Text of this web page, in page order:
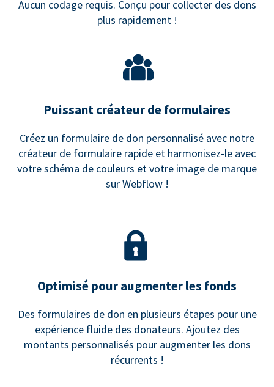
Aucun codage requis. Conçu pour collecter des dons
plus rapidement !
Puissant créateur de formulaires
Créez un formulaire de don personnalisé avec notre
créateur de formulaire rapide et harmonisez-le avec
votre schéma de couleurs et votre image de marque
sur Webflow !
Optimisé pour augmenter les fonds
Des formulaires de don en plusieurs étapes pour une
expérience fluide des donateurs. Ajoutez des
montants personnalisés pour augmenter les dons
récurrents !